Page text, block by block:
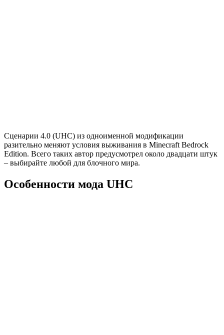
Сценарии 4.0 (UHC) из одноименной модификации
разительно меняют условия выживания в Minecraft Bedrock
Edition. Всего таких автор предусмотрел около двадцати штук
– выбирайте любой для блочного мира.
Особенности мода UHC